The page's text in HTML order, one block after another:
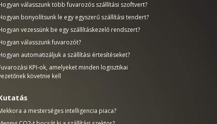
válasszunk több fuvarozós szállítási szoftvert?
bonyolítsunk le egy egyszerű szállítási tendert?
vezessünk be egy szállításkezelő rendszert?
válasszunk fuvarozót?
automatizáljuk a szállítási értesítéseket?
KPI-ok, amelyeket minden logisztikai
követnie kell
a mesterséges intelligencia piaca?